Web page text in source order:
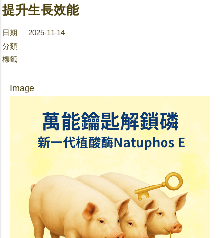
提升生長效能
日期｜ 2025-11-14
分類｜
標籤｜
Image